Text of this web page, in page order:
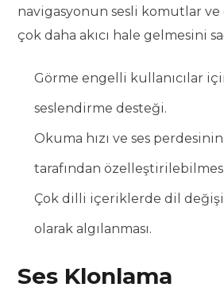
navigasyonun sesli komutlar
çok daha akıcı hale gelmesini
Görme engelli kullanıcılar
seslendirme desteği.
Okuma hızı ve ses
tarafından
Çok dilli içeriklerde dil
olarak algılanması.
Ses Klonlama